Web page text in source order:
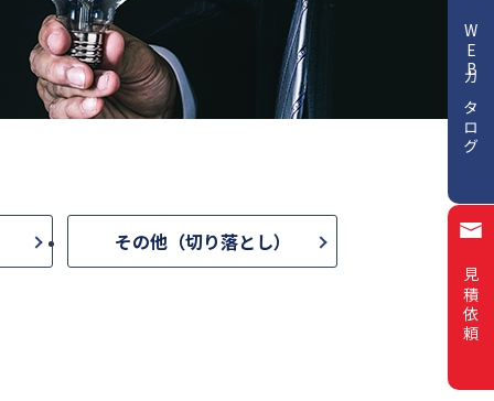
その他（切り落とし）
WEBカタログ
見積依頼